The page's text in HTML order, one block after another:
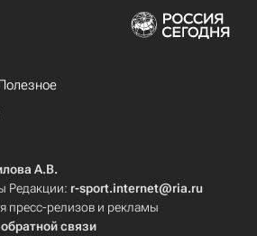
А.В.
Редакции: r-sport.internet@ria.ru
пресс-релизов и рекламы
связи